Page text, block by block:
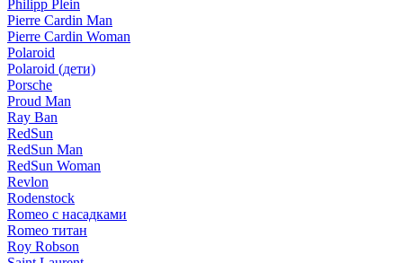
Philipp Plein
Pierre Cardin Man
Pierre Cardin Woman
Polaroid
Polaroid (дети)
Porsche
Proud Man
Ray Ban
RedSun
RedSun Man
RedSun Woman
Revlon
Rodenstock
Romeo с насадками
Romeo титан
Roy Robson